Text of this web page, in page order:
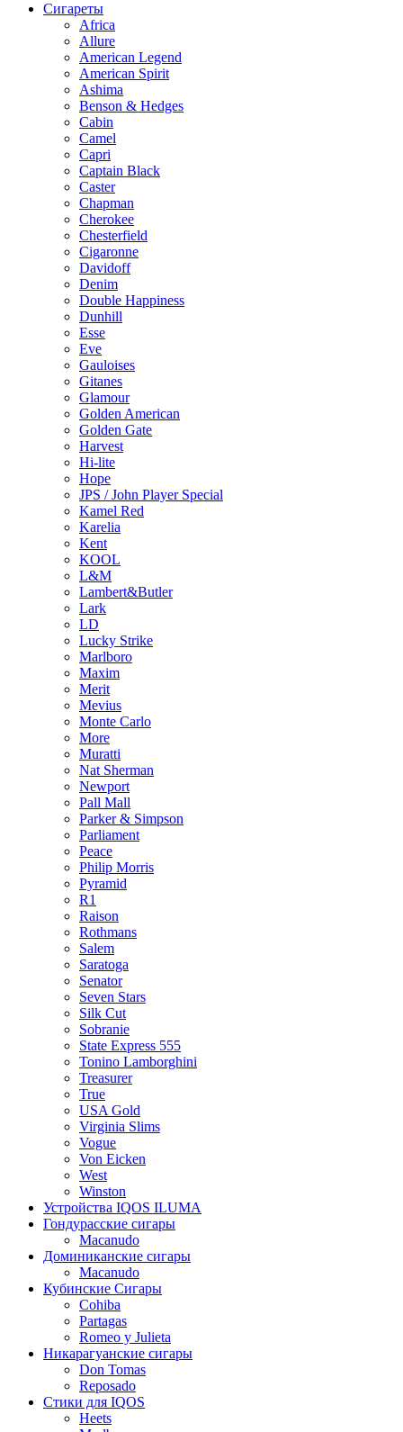
Сигареты
Africa
Allure
American Legend
American Spirit
Ashima
Benson & Hedges
Cabin
Camel
Capri
Captain Black
Caster
Chapman
Cherokee
Chesterfield
Cigaronne
Davidoff
Denim
Double Happiness
Dunhill
Esse
Eve
Gauloises
Gitanes
Glamour
Golden American
Golden Gate
Harvest
Hi-lite
Hope
JPS / John Player Special
Kamel Red
Karelia
Kent
KOOL
L&M
Lambert&Butler
Lark
LD
Lucky Strike
Marlboro
Maxim
Merit
Mevius
Monte Carlo
More
Muratti
Nat Sherman
Newport
Pall Mall
Parker & Simpson
Parliament
Peace
Philip Morris
Pyramid
R1
Raison
Rothmans
Salem
Saratoga
Senator
Seven Stars
Silk Cut
Sobranie
State Express 555
Tonino Lamborghini
Treasurer
True
USA Gold
Virginia Slims
Vogue
Von Eicken
West
Winston
Устройства IQOS ILUMA
Гондурасские сигары
Macanudo
Доминиканские сигары
Macanudo
Кубинские Сигары
Cohiba
Partagas
Romeo y Julieta
Никарагуанские сигары
Don Tomas
Reposado
Стики для IQOS
Heets